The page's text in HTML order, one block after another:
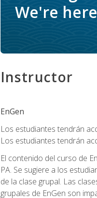
We're
Instructor
EnGen
Los estudiantes tendrán
Los estudiantes tendrán
El contenido del curso de
PA. Se sugiere a los
de la clase grupal. Las
grupales de EnGen son